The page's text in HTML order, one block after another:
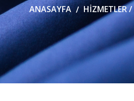
ANASAYFA HİZMETLER /